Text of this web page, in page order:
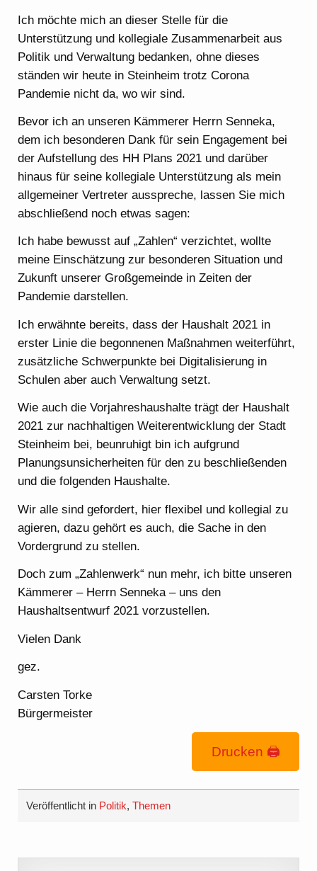
Ich möchte mich an dieser Stelle für die
Unterstützung und kollegiale Zusammenarbeit aus
Politik und Verwaltung bedanken, ohne dieses
ständen wir heute in Steinheim trotz Corona
Pandemie nicht da, wo wir sind.
Bevor ich an unseren Kämmerer Herrn Senneka,
dem ich besonderen Dank für sein Engagement bei
der Aufstellung des HH Plans 2021 und darüber
hinaus für seine kollegiale Unterstützung als mein
allgemeiner Vertreter ausspreche, lassen Sie mich
abschließend noch etwas sagen:
Ich habe bewusst auf „Zahlen“ verzichtet, wollte
meine Einschätzung zur besonderen Situation und
Zukunft unserer Großgemeinde in Zeiten der
Pandemie darstellen.
Ich erwähnte bereits, dass der Haushalt 2021 in
erster Linie die begonnenen Maßnahmen weiterführt,
zusätzliche Schwerpunkte bei Digitalisierung in
Schulen aber auch Verwaltung setzt.
Wie auch die Vorjahreshaushalte trägt der Haushalt
2021 zur nachhaltigen Weiterentwicklung der Stadt
Steinheim bei, beunruhigt bin ich aufgrund
Planungsunsicherheiten für den zu beschließenden
und die folgenden Haushalte.
Wir alle sind gefordert, hier flexibel und kollegial zu
agieren, dazu gehört es auch, die Sache in den
Vordergrund zu stellen.
Doch zum „Zahlenwerk“ nun mehr, ich bitte unseren
Kämmerer – Herrn Senneka – uns den
Haushaltsentwurf 2021 vorzustellen.
Vielen Dank
gez.
Carsten Torke
Bürgermeister
Drucken 🖨
Veröffentlicht in Politik,Themen